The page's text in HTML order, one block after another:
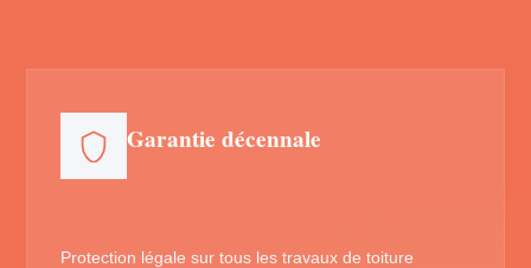
Garantie décennale
Protection légale sur tous les travaux de toiture